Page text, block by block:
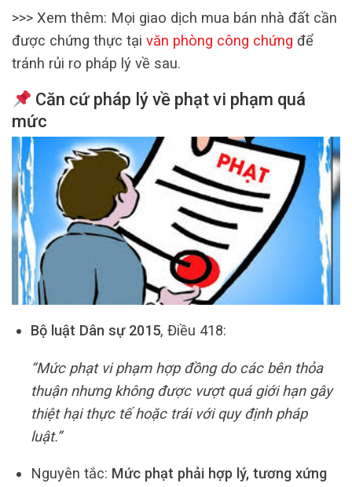
>>> Xem thêm: Mọi giao dịch mua bán nhà đất cần
được chứng thực tại văn phòng công chứng để
tránh rủi ro pháp lý về sau.
Căn cứ pháp lý về phạt vi phạm quá
mức
Bộ luật Dân sự 2015, Điều 418:
“Mức phạt vi phạm hợp đồng do các bên thỏa
thuận nhưng không được vượt quá giới hạn gây
thiệt hại thực tế hoặc trái với quy định pháp
luật.”
Nguyên tắc: Mức phạt phải hợp lý, tương xứng